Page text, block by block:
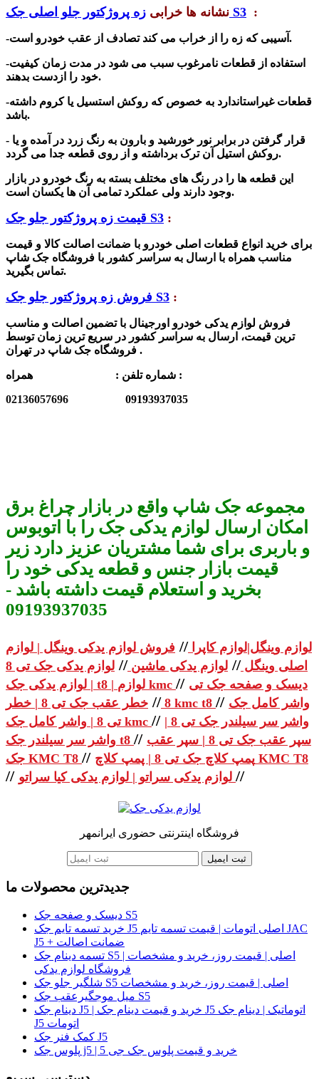
نشانه ها خرابی زه پروژکتور جلو اصلی جک S3 :
-آسیبی که زه را از خراب می کند تصادف از عقب خودرو است.
-استفاده از قطعات نامرغوب سبب می شود در مدت زمان کیفیت
خود را ازدست بدهند.
-قطعات غیراستاندارد به خصوص که روکش استسیل یا کروم داشته
باشد.
- قرار گرفتن در برابر نور خورشید و بارون به رنگ زرد در آمده و یا
روکش استیل آن ترک برداشته و از روی قطعه جدا می گردد.
این قطعه ها را در رنگ های مختلف بسته به رنگ خودرو در بازار
وجود دارند ولی عملکرد تمامی آن ها یکسان است.
قیمت زه پروژکتور جلو جک S3 :
برای خرید انواع قطعات اصلی خودرو با ضمانت اصالت کالا و قیمت
مناسب همراه با ارسال به سراسر کشور با فروشگاه جک شاپ
تماس بگیرید.
فروش زه پروژکتور جلو جک S3 :
فروش لوازم یدکی خودرو اورجینال با تضمین اصالت و مناسب
ترین قیمت، ارسال به سراسر کشور در سریع ترین زمان توسط
فروشگاه جک شاپ در تهران .
شماره تلفن : همراه :
02136057696 09193937035
مجموعه جک شاپ واقع در بازار چراغ برق
امکان ارسال لوازم یدکی جک را با اتوبوس
و باربری برای شما مشتریان عزیز دارد زیر
قیمت بازار جنس و قطعه یدکی خود را
بخرید و استعلام قیمت داشته باشد -
09193937035
لوازم وینگل|لوازم کاپرا // فروش لوازم یدکی وینگل | لوازم
اصلی وینگل // لوازم یدکی ماشین //
لوازم یدکی جک تی 8
| لوازم یدکی جک t8 | لوازم kmc // دیسک و صفحه جک تی
8
// خطر عقب جک تی 8 | خطر kmc t8 // واشر کامل جک
تی 8 | واشر کامل جک kmc // واشر سر سیلندر جک تی 8 |
واشر سر سیلندر جک t8 // سپر عقب جک تی 8 | سپر عقب
جک KMC T8 // پمپ کلاچ جک تی 8 | پمپ کلاچ KMC T8
// //
فروشگاه اینترنتی حضوری ایرانمهر
ثبت ایمیل
جدیدترین محصولات ما
دیسک و صفحه جک S5
خرید تسمه تایم جک J5 اصلی اتومات | قیمت تسمه تایم JAC
J5 + ضمانت اصالت
تسمه دینام جک S5 اصلی | قیمت روز، خرید و مشخصات |
فروشگاه لوازم یدکی
شلگیر جلو جک S5 اصلی | قیمت روز، خرید و مشخصات
میل موجگیرعقب جک S5
دینام جک J5 | خرید و قیمت دینام جک J5 اتوماتیک | دینام جک
J5 اتومات
کمک فنر جک J5
پلوس جک j5 | خرید و قیمت پلوس جک جی 5